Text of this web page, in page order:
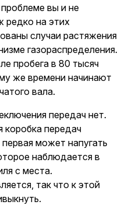
вы и не
редко на этих
случаи растяжения
газораспределения.
пробега в 80 тысяч
же времени начинают
вала.
передач нет.
коробка передач
может напугать
наблюдается в
с места.
так что к этой